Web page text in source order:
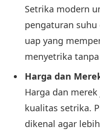
Setrika modern
pengaturan
uap yang
menyetrika
Harga dan
Harga dan
kualitas setrika.
dikenal agar